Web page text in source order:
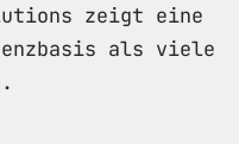
zeigt eine
als viele